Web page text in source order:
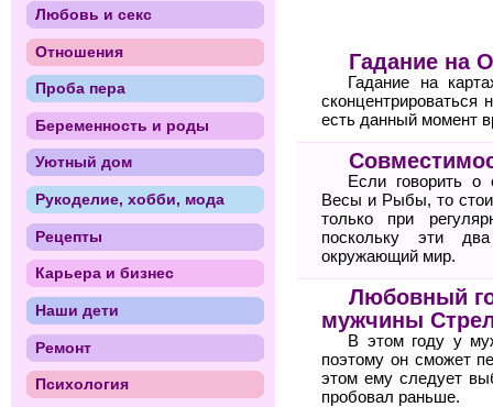
Гадание на
Гадание на
сконцентрироваться
есть данный момент
Если говорить о
Весы и Рыбы, то
только при
поскольку эти
окружающий мир.
Любовный
мужчины
В этом году у
поэтому он сможет
этом ему следует
пробовал раньше.
Любовь и секс
Отношения
Проба пера
Беременность и роды
Уютный дом
Рукоделие, хобби, мода
Рецепты
Карьера и бизнес
Наши дети
Ремонт
Психология